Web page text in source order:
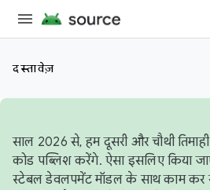
दस्तावेज़
साल 2026 से, हम दूसरी और चौथी
कोड पब्लिश करेंगे. ऐसा इसलिए किया
स्टेबल डेवलपमेंट मॉडल के साथ काम